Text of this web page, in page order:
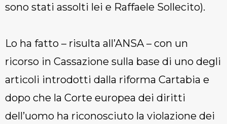
sono stati assolti lei e Raffaele Sollecito).
Lo ha fatto – risulta all’ANSA – con un
ricorso in Cassazione sulla base di uno degli
articoli introdotti dalla riforma Cartabia e
dopo che la Corte europea dei diritti
dell’uomo ha riconosciuto la violazione dei